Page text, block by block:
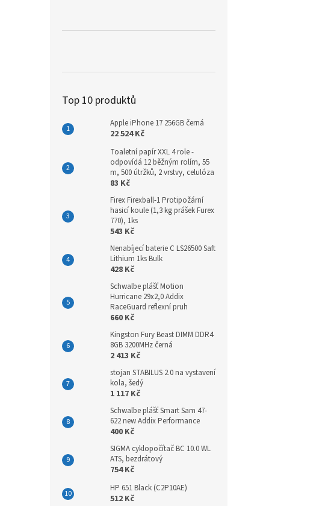
Top 10 produktů
Apple iPhone 17 256GB černá
22 524 Kč
Toaletní papír XXL 4 role -
odpovídá 12 běžným rolím, 55
m, 500 útržků, 2 vrstvy, celulóza
83 Kč
Firex Firexball-1 Protipožární
hasicí koule (1,3 kg prášek Furex
770), 1ks
543 Kč
Nenabíjecí baterie C LS26500 Saft
Lithium 1ks Bulk
428 Kč
Schwalbe plášť Motion
Hurricane 29x2,0 Addix
RaceGuard reflexní pruh
660 Kč
Kingston Fury Beast DIMM DDR4
8GB 3200MHz černá
2 413 Kč
stojan STABILUS 2.0 na vystavení
kola, šedý
1 117 Kč
Schwalbe plášť Smart Sam 47-
622 new Addix Performance
400 Kč
SIGMA cyklopočítač BC 10.0 WL
ATS, bezdrátový
754 Kč
HP 651 Black (C2P10AE)
512 Kč